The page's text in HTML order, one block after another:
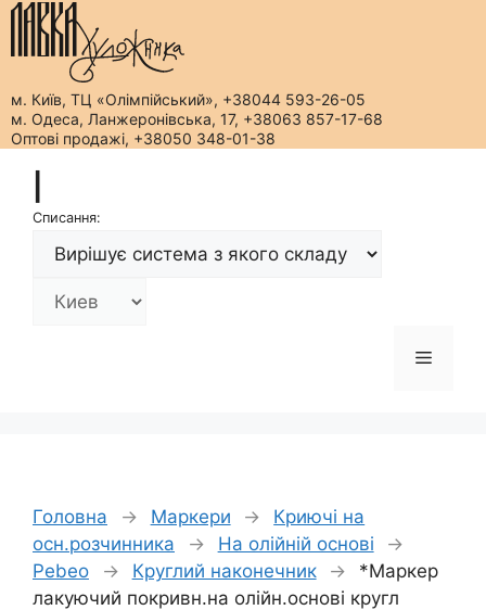
м. Київ, ТЦ «Олімпійський», +38044 593-26-05
м. Одеса, Ланжеронівська, 17, +38063 857-17-68
Оптові продажі, +38050 348-01-38
вмістуСписання:
Меню
Головна → Маркери →
Криючі на
осн.розчинника
→ На олійній основі
→
Pebeo
→ Круглий наконечник →
*Маркер
лакуючий покривн.на олійн.основі кругл